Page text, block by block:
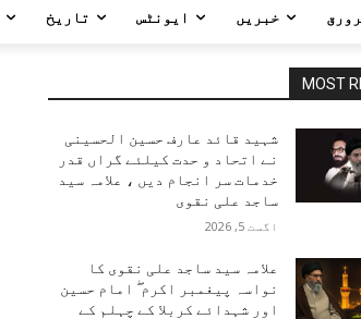
خبریں ایونٹس تاریخ
MOST
شہید قائد عارف حسین الحسینی
نے اتحاد و حدت کیلئے گراں قدر
خدمات سر انجام دیں ، علامہ سید
ساجد علی نقوی
اگست 5, 2026
علامہ سید ساجد علی نقوی کا
نواسہ پیغمبر اکرم ۖ امام حسین
اور شہدائے کربلا کے چہلم کے